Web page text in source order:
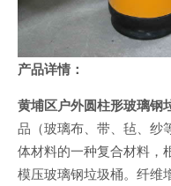
产品详情：
黄埔区户外圆柱形玻璃钢
品（玻璃布、带、毡、纱
体材料的一种复合材料，
模压玻璃钢垃圾桶。纤维